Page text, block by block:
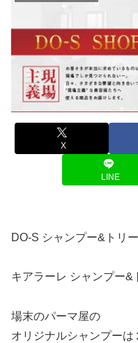
X
LINE
DO-S シャンプー&トリ
キアラーレ シャンプー&
場末のパーマ屋の
オリジナルシャンプーは